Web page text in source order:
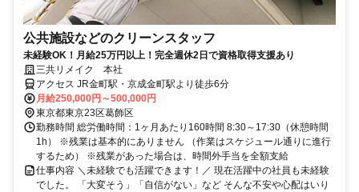
公共施設などのクリーンスタッフ
未経験OK！月給25万円以上！完全週休2日で資格取得支援あり
三共リメイク 本社
アクセス JR金町駅・京成金町駅より徒歩6分
月給250,000円～500,000円
東京都東京23区葛飾区
勤務時間 総労働時間：1ヶ月あたり160時間 8:30～17:30（休憩時間
1h） ※残業は基本的にありません （作業はスケジュール通りに進行
するため） ※残業があった場合は、時間外手当を全額支給
仕事内容 ＼未経験でも活躍できます！／ 現在活躍中の社員も未経験
でした。 「大変そう」「自信がない」など そんな不安や心配はいり